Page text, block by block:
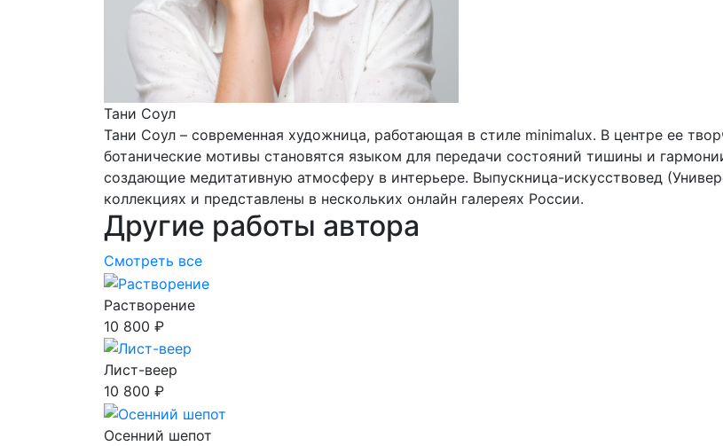
Тани Соул
Тани Соул – современная художница, работающая в стиле minimalux. В центре ее
ботанические мотивы становятся языком для передачи состояний тишины и
создающие медитативную атмосферу в интерьере. Выпускница-искусствовед
коллекциях и представлены в нескольких онлайн галереях России.
Другие работы автора
Смотреть все
Растворение
10 800 ₽
Лист-веер
10 800 ₽
Осенний шепот